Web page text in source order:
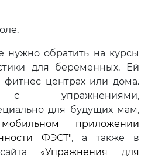
обратить на курсы
для беременных. Ей
центрах или дома.
с упражнениями,
для будущих мам,
мобильном приложении
ФЭСТ", а также в
«Упражнения для